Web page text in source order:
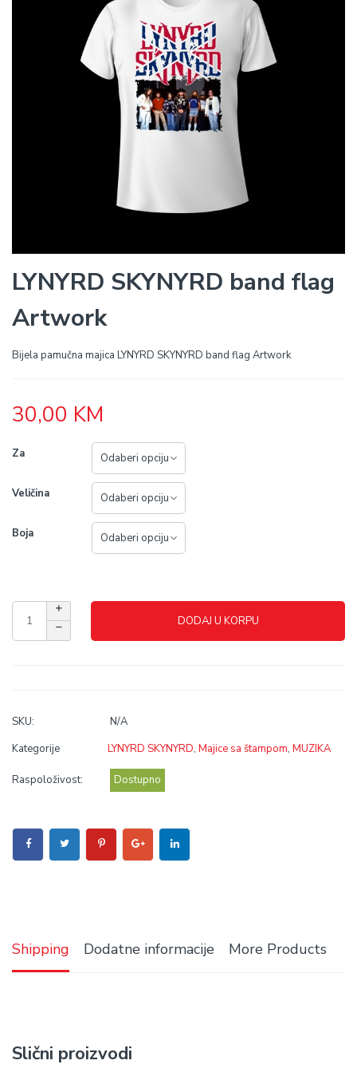
LYNYRD SKYNYRD band flag
Artwork
Bijela pamučna majica LYNYRD SKYNYRD band flag Artwork
30,00 KM
Za
Veličina
Boja
DODAJ U KORPU
SKU:
N/A
Kategorije
LYNYRD SKYNYRD, Majice sa štampom, MUZIKA
Raspoloživost: Dostupno
Shipping Dodatne informacije More Products
Slični proizvodi